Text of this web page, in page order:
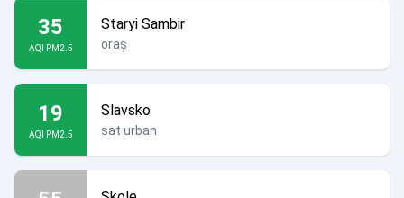
35
AQI PM2.5
Staryi Sambir
oraș
19
AQI PM2.5
Slavsko
sat urban